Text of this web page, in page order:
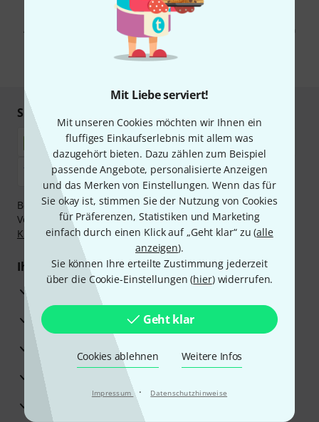
Mit Liebe serviert!
Mit unseren Cookies möchten wir Ihnen ein
fluffiges Einkaufserlebnis mit allem was
dazugehört bieten. Dazu zählen zum Beispiel
passende Angebote, personalisierte Anzeigen
und das Merken von Einstellungen. Wenn das für
Sie okay ist, stimmen Sie der Nutzung von Cookies
für Präferenzen, Statistiken und Marketing
einfach durch einen Klick auf „Geht klar“ zu (alle
anzeigen).
Sie können Ihre erteilte Zustimmung jederzeit
über die Cookie-Einstellungen (hier) widerrufen.
Geht klar
Cookies ablehnen Weitere Infos
Impressum · Datenschutzhinweise
Mit Klick auf „Jetzt anmelden“ stimmen Sie dem Erhalt von E-Mail-
Werbung und einer Messung des E-Mail-Nutzungsverhaltens zu. Die
Abmeldung ist jederzeit möglich. Weitere Informationen finden Sie in
unserenDatenschutzhinweisen
* Pflichtfeld
Sicher einkaufen & bezahlen
Bezahlen Sie vertraulich und sicher per Nachnahme,
Vorkasse, PayPal, Amazon Pay,Klarna Sofort bezahlen
Klarna Ratenzahlungoder Kreditkarte.
Ihre Vorteile
3 Jahre Thomann Garantie
30 Tage Money-Back-Garantie
Beratung durch Fachexperten
Zufriedenheitsgarantie